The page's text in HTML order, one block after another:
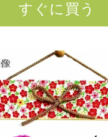
すぐに買う